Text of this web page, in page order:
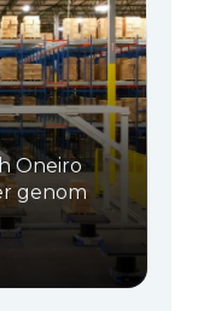
Oneiro
genom